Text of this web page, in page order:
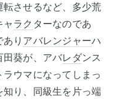
させるなど、多少荒
ャラク ターなのであ
り アバレンジャーハ
田葵が、アバレダンス
ウマになってしまっ
り、同級生を片っ端